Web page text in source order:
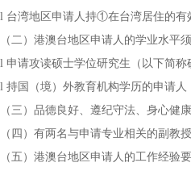
l 台湾地区申请人持①在台湾居住的
（二）港澳台地区申请人的学业水平
l 申请攻读硕士学位研究生（以下简
l 持国（境）外教育机构学历的申请
（三）品德良好、遵纪守法、身心健
（四）有两名与申请专业相关的副教
（五）港澳台地区申请人的工作经验